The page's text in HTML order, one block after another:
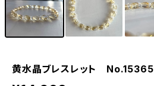
黄水晶ブレスレット No.15365